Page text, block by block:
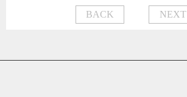
BACK NEXT